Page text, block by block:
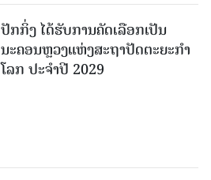
ປັກກິ່ງ ໄດ້ຮັບການຄັດເລືອກເປັນ
ນະຄອນຫຼວງແຫ່ງສະຖາປັດຕະຍະກຳ
ໂລກ ປະຈຳປີ 2029